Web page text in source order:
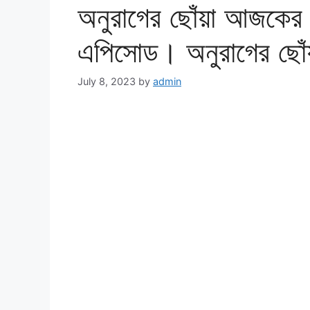
অনুরাগের ছোঁয়া
এপিসোড। অনুরাগের
July 8, 2023 by admin